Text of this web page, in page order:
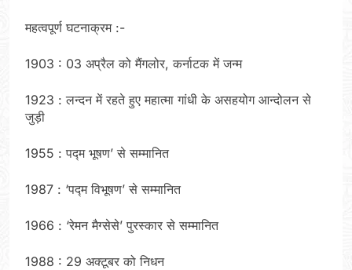
महत्वपूर्ण घटनाक्रम :-
1903 : 03 अप्रैल को मैंगलोर, कर्नाटक में जन्म
1923 : लन्दन में रहते हुए महात्मा गांधी के असहयोग आन्दोलन से
जुड़ी
1955 : पद्म भूषण’ से सम्मानित
1987 : ‘पद्म विभूषण’ से सम्मानित
1966 : ‘रेमन मैग्सेसे’ पुरस्कार से सम्मानित
1988 : 29 अक्टूबर को निधन